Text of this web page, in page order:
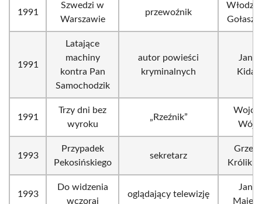
1991
Szwedzi w
Warszawie
przewoźnik
1991
Latające
machiny
kontra Pan
Samochodzik
autor powieści
kryminalnych
1991
Trzy dni bez
wyroku
„Rzeźnik”
1993
Przypadek
Pekosińskiego
sekretarz
1993
Do widzenia
wczoraj
oglądający telewizję